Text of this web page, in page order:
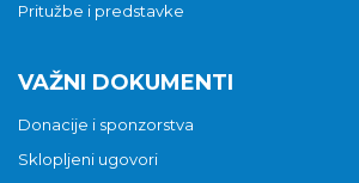
Pritužbe i predstavke
VAŽNI DOKUMENTI
Donacije i sponzorstva
Sklopljeni ugovori